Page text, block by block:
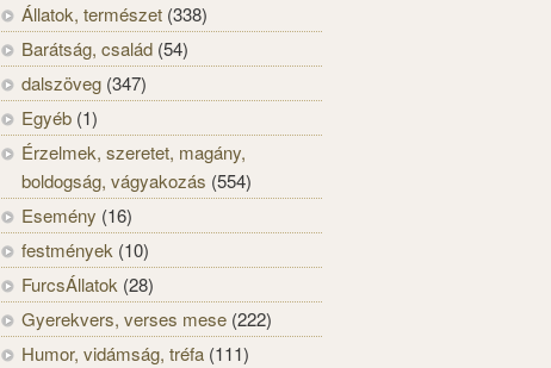
Állatok, természet (338)
Barátság, család (54)
dalszöveg (347)
Egyéb (1)
Érzelmek, szeretet, magány,
boldogság, vágyakozás (554)
Esemény (16)
festmények (10)
FurcsÁllatok (28)
Gyerekvers, verses mese (222)
Humor, vidámság, tréfa (111)